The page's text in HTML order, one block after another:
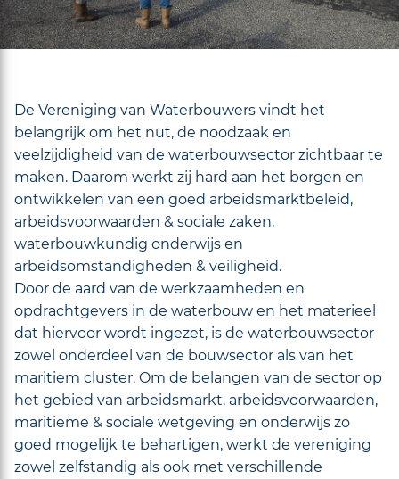
De Vereniging van Waterbouwers vindt het
belangrijk om het nut, de noodzaak en
veelzijdigheid van de waterbouwsector zichtbaar te
maken. Daarom werkt zij hard aan het borgen en
ontwikkelen van een goed arbeidsmarktbeleid,
arbeidsvoorwaarden & sociale zaken,
waterbouwkundig onderwijs en
arbeidsomstandigheden & veiligheid.
Door de aard van de werkzaamheden en
opdrachtgevers in de waterbouw en het materieel
dat hiervoor wordt ingezet, is de waterbouwsector
zowel onderdeel van de bouwsector als van het
maritiem cluster. Om de belangen van de sector op
het gebied van arbeidsmarkt, arbeidsvoorwaarden,
maritieme & sociale wetgeving en onderwijs zo
goed mogelijk te behartigen, werkt de vereniging
zowel zelfstandig als ook met verschillende